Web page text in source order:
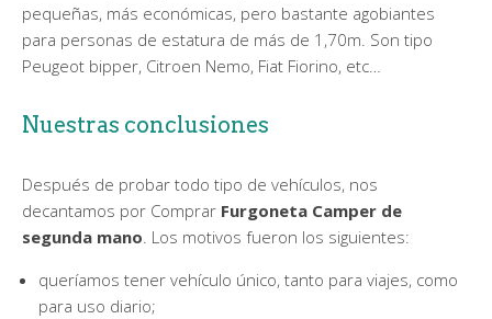
pequeñas, más económicas, pero bastante agobiantes
para personas de estatura de más de 1,70m. Son tipo
Peugeot bipper, Citroen Nemo, Fiat Fiorino, etc…
Nuestras conclusiones
Después de probar todo tipo de vehículos, nos
decantamos por Comprar Furgoneta Camper de
segunda mano . Los motivos fueron los siguientes:
queríamos tener vehículo único, tanto para viajes, como
para uso diario;